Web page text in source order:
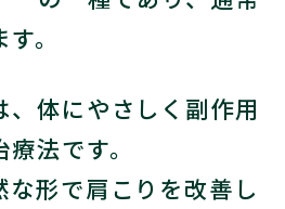
。
、体にやさしく副作用
法です。
な形で肩こりを改善し